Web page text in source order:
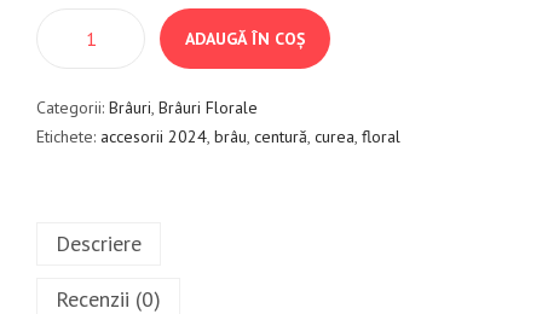
ADAUGĂ ÎN COȘ
Categorii: Brâuri, Brâuri Florale
Etichete: accesorii 2024, brâu, centură, curea, floral
Descriere
Recenzii (0)